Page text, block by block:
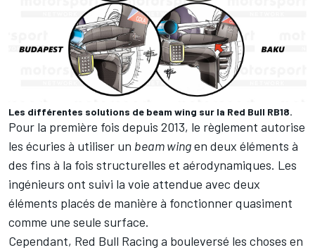
Les différentes solutions de beam wing sur la Red Bull RB18.
Pour la première fois depuis 2013, le règlement autorise
les écuries à utiliser un beam wingen deux éléments à
des fins à la fois structurelles et aérodynamiques. Les
ingénieurs ont suivi la voie attendue avec deux
éléments placés de manière à fonctionner quasiment
comme une seule surface.
Cependant, Red Bull Racing a bouleversé les choses en